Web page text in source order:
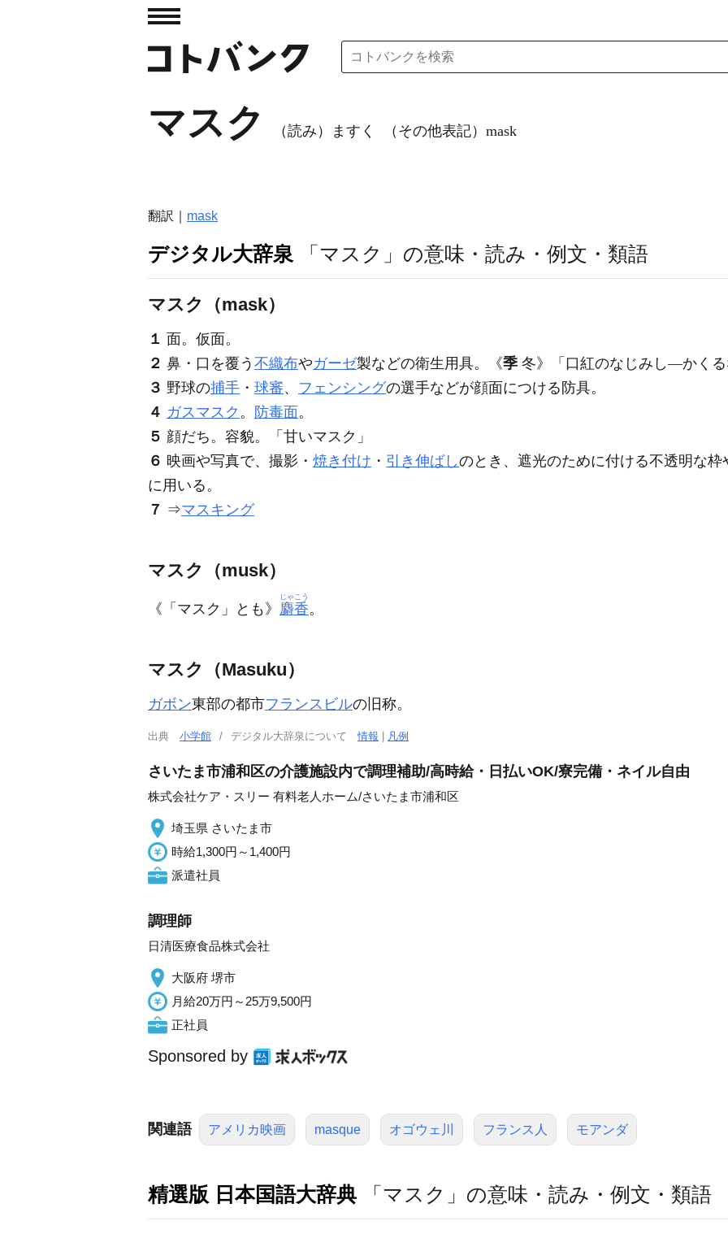
マスク （読み）ますく （その他表記）mask
翻訳｜ mask
デジタル大辞泉 「マスク」の意味・読み・例文・類語
マスク（mask）
１ 面。仮面。
２ 鼻・口を覆う 不織布やガーゼ製などの衛生用具。 《季 冬》 「口紅のなじみし―かく
３ 野球の捕手 ・ 球審、 フェンシングの選手などが顔面につける防具。
４ ガスマスク 。 防毒面。
５ 顔だち。容貌。「甘いマスク 」
６ 映画や写真で、撮影・ 焼き付け ・ 引き伸ばしのとき、遮光のために付ける不透明な枠
に用いる。
７ ⇒マスキング
マスク（musk）
《「マスク」とも》 麝香
じゃこう
。
マスク（Masuku）
ガボン東部の都市フランスビルの旧称。
出典 小学館 デジタル大辞泉について情報 凡例
さいたま市浦和区の介護施設内で調理補助/高時給・日払いOK/寮完備・ネイル自由
株式会社ケア・スリー 有料老人ホーム/さいたま市浦和区
埼玉県 さいたま市
時給1,300円～1,400円
派遣社員
調理師
日清医療食品株式会社
大阪府 堺市
月給20万円～25万9,500円
正社員
Sponsored by
関連語 アメリカ映画 masque オゴウェ川 フランス人 モアンダ
精選版 日本国語大辞典 「マスク」の意味・読み・例文・類語